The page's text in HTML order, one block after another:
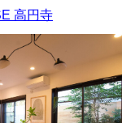
高円寺